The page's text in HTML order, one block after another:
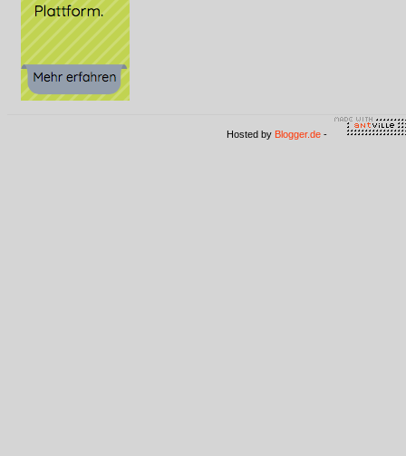
Hosted by Blogger.de -